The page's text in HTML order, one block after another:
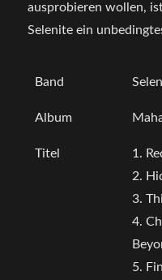
ausprobieren wollen,
Selenite ein
Band
Album
Titel
1.
2.
3.
4.
5.